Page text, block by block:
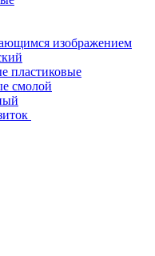
изображением
пластиковые
смолой